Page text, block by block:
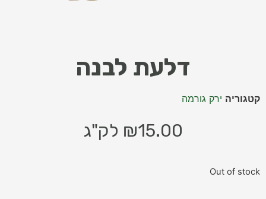
דלעת לבנה
קטגוריה ירק גורמה
₪15.00 לק"ג
Out of stock